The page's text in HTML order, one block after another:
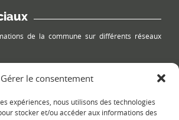
Gérer le consentement
expériences, nous utilisons des technologies
stocker et/ou accéder aux informations des
de la commune sur différents réseaux